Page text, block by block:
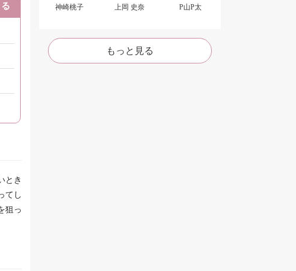
とき
てし
狙っ
神崎桃子 上岡 史奈 P山P太
もっと見る